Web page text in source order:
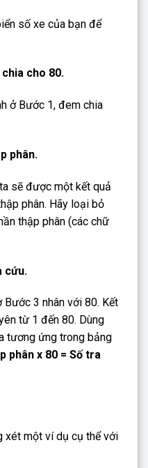
số xe của bạn để
cho 80.
ở Bước 1, đem chia
phân.
sẽ được một kết quả
phân. Hãy loại bỏ
thập phân (các chữ
cứu.
3 nhân với 80. Kết
từ 1 đến 80. Dùng
tương ứng trong bảng
phân x 80 = Số tra
xét một ví dụ cụ thể với